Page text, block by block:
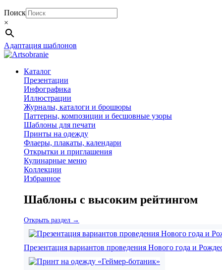
Поиск
×
Адаптация шаблонов
Каталог
Презентации
Инфографика
Иллюстрации
Журналы, каталоги и брошюры
Паттерны, композиции и бесшовные узоры
Шаблоны для печати
Принты на одежду
Флаеры, плакаты, календари
Открытки и приглашения
Кулинарные меню
Коллекции
Избранное
Шаблоны с высоким рейтингом
Открыть раздел →
Презентация вариантов проведения Нового года и